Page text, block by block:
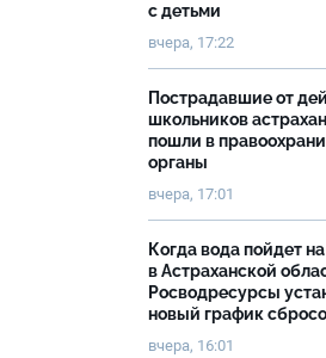
с детьми
вчера, 17:22
Пострадавшие от
школьников
пошли в
органы
вчера, 17:01
Когда вода пойдет
в Астраханской
Росводресурсы
новый график
вчера, 16:01